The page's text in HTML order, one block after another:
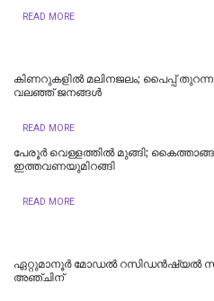
READ MORE
കിണറുകളില്‍ മലിനജലം; പൈപ്പ്
വലഞ്ഞ് ജനങ്ങള്‍
READ MORE
പേരൂർ വെള്ളത്തിൽ മുങ്ങി;
ഇത്തവണയുമിറങ്ങി
READ MORE
ഏറ്റുമാനൂർ മോഡൽ റസിഡൻഷ്യൽ
അഞ്ചിന്